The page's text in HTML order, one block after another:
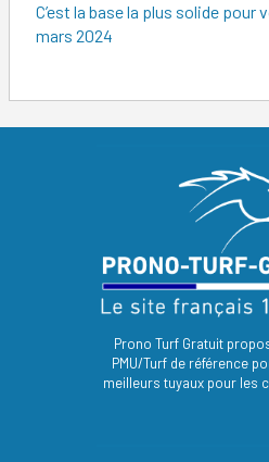
C’est la base la plus solide pour
mars 2024
Prono Turf Gratuit
PMU/Turf de référence
meilleurs tuyaux pour les